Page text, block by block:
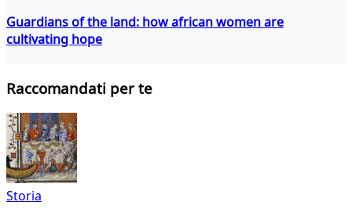
Guardians of the land: how african women are
cultivating hope
Raccomandati per te
Storia